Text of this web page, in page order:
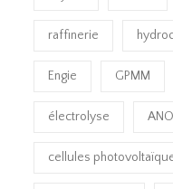
raffinerie
Engie GPMM
électrolyse
cellules